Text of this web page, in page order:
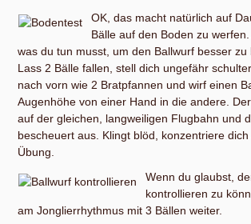
OK, das macht natürlich auf
Bälle auf den Boden zu werfen.
was du tun musst, um den Ballwurf besser zu
Lass 2 Bälle fallen, stell dich ungefähr
nach vorn wie 2 Bratpfannen und wirf einen
Augenhöhe von einer Hand in die andere.
auf der gleichen, langweiligen Flugbahn und
bescheuert aus. Klingt blöd, konzentriere
Übung.
Wenn du glaubst,
kontrollieren zu
am Jonglierrhythmus mit 3 Bällen weiter.